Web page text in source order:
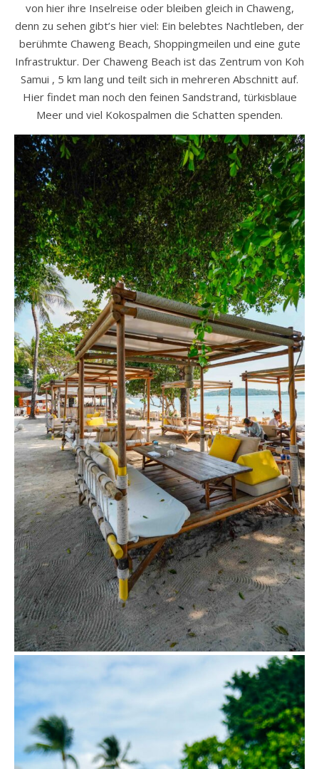
von hier ihre Inselreise oder bleiben gleich in Chaweng,
denn zu sehen gibt’s hier viel: Ein belebtes Nachtleben, der
berühmte Chaweng Beach, Shoppingmeilen und eine gute
Infrastruktur. Der Chaweng Beach ist das Zentrum von Koh
Samui , 5 km lang und teilt sich in mehreren Abschnitt auf.
Hier findet man noch den feinen Sandstrand, türkisblaue
Meer und viel Kokospalmen die Schatten spenden.